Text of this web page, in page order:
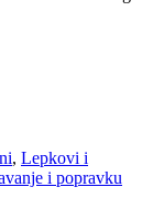
, Lepkovi i
i popravku